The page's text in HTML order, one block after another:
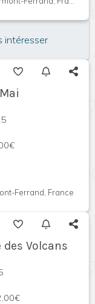
intéresser
Ferrand, France
des Volcans